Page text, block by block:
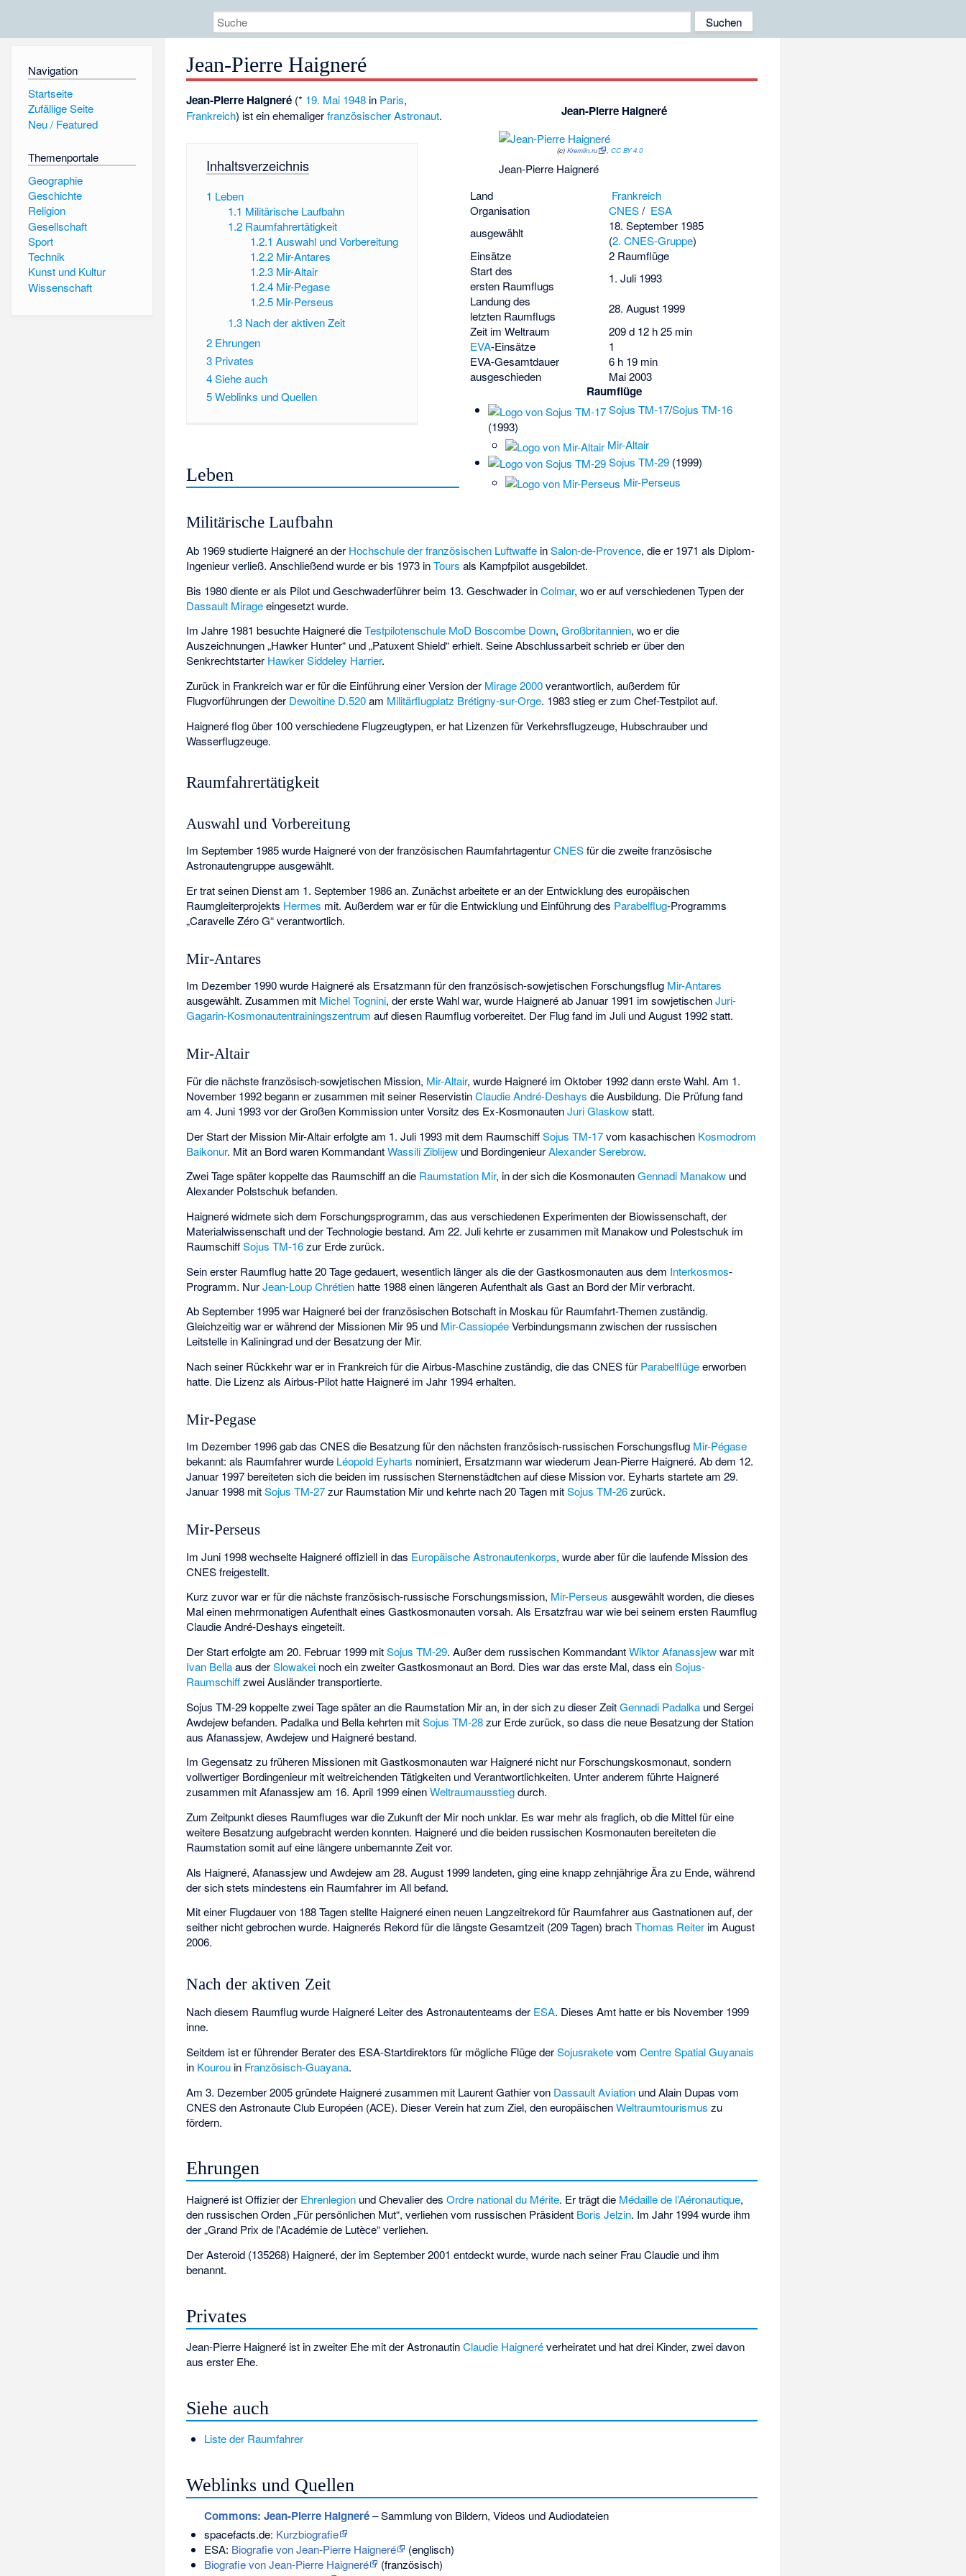
Navigation
Startseite
Zufällige Seite
Neu / Featured
Themenportale
Geographie
Geschichte
Religion
Gesellschaft
Sport
Technik
Kunst und Kultur
Wissenschaft
Jean-Pierre Haigneré
Jean-Pierre Haigneré
(c)Kremlin.ru ,CC BY 4.0
Jean-Pierre Haigneré
Land
Frankreich
Organisation
CNES/ ESA
ausgewählt
18. September 1985
(2. CNES-Gruppe)
Einsätze
2 Raumflüge
Start des
ersten Raumflugs
1. Juli 1993
Landung des
letzten Raumflugs
28. August 1999
Zeit im Weltraum
209 d 12 h 25 min
EVA-Einsätze
1
EVA-Gesamtdauer
6 h 19 min
ausgeschieden
Mai 2003
Raumflüge
Sojus TM-17/Sojus TM-16
(1993)
Mir-Altair
Sojus TM-29(1999)
Mir-Perseus
Jean-Pierre Haigneré (* 19. Mai 1948 in Paris,
Frankreich) ist ein ehemaligerfranzösischer Astronaut.
Inhaltsverzeichnis
1 Leben
1.1 Militärische Laufbahn
1.2 Raumfahrertätigkeit
1.2.1 Auswahl und Vorbereitung
1.2.2 Mir-Antares
1.2.3 Mir-Altair
1.2.4 Mir-Pegase
1.2.5 Mir-Perseus
1.3 Nach der aktiven Zeit
2 Ehrungen
3 Privates
4Siehe auch
5Weblinks und Quellen
Leben
Militärische Laufbahn
Ab 1969 studierte Haigneré an der Hochschule der französischen Luftwaffe inSalon-de-Provence, die er 1971 als Diplom-
Ingenieur verließ. Anschließend wurde er bis 1973 inTours als Kampfpilot ausgebildet.
Bis 1980 diente er als Pilot und Geschwaderführer beim 13. Geschwader inColmar, wo er auf verschiedenen Typen der
Dassault Mirageeingesetzt wurde.
Im Jahre 1981 besuchte Haigneré dieTestpilotenschule MoD Boscombe Down,Großbritannien, wo er die
Auszeichnungen „Hawker Hunter“ und „Patuxent Shield“ erhielt. Seine Abschlussarbeit schrieb er über den
Senkrechtstarter Hawker Siddeley Harrier.
Zurück in Frankreich war er für die Einführung einer Version der Mirage 2000verantwortlich, außerdem für
Flugvorführungen der Dewoitine D.520am Militärflugplatz Brétigny-sur-Orge. 1983 stieg er zum Chef-Testpilot auf.
Haigneré flog über 100 verschiedene Flugzeugtypen, er hat Lizenzen für Verkehrsflugzeuge, Hubschrauber und
Wasserflugzeuge.
Raumfahrertätigkeit
Auswahl und Vorbereitung
Im September 1985 wurde Haigneré von der französischen RaumfahrtagenturCNESfür die zweite französische
Astronautengruppe ausgewählt.
Er trat seinen Dienst am 1. September 1986 an. Zunächst arbeitete er an der Entwicklung des europäischen
Raumgleiterprojekts Hermes mit. Außerdem war er für die Entwicklung und Einführung des Parabelflug-Programms
„Caravelle Zéro G“ verantwortlich.
Mir-Antares
Im Dezember 1990 wurde Haigneré als Ersatzmann für den französisch-sowjetischen Forschungsflug Mir-Antares
ausgewählt. Zusammen mit Michel Tognini, der erste Wahl war, wurde Haigneré ab Januar 1991 im sowjetischenJuri-
Gagarin-Kosmonautentrainingszentrum auf diesen Raumflug vorbereitet. Der Flug fand im Juli und August 1992 statt.
Mir-Altair
Für die nächste französisch-sowjetischen Mission, Mir-Altair, wurde Haigneré im Oktober 1992 dann erste Wahl. Am 1.
November 1992 begann er zusammen mit seiner ReservistinClaudie André-Deshays die Ausbildung. Die Prüfung fand
am 4. Juni 1993 vor der Großen Kommission unter Vorsitz des Ex-KosmonautenJuri Glaskowstatt.
Der Start der Mission Mir-Altair erfolgte am 1. Juli 1993 mit dem RaumschiffSojus TM-17vom kasachischen Kosmodrom
Baikonur. Mit an Bord waren KommandantWassili Ziblijew und BordingenieurAlexander Serebrow.
Zwei Tage später koppelte das Raumschiff an die Raumstation Mir, in der sich die KosmonautenGennadi Manakow und
Alexander Polstschukbefanden.
Haigneré widmete sich dem Forschungsprogramm, das aus verschiedenen Experimenten der Biowissenschaft, der
Materialwissenschaft und der Technologie bestand. Am 22. Juli kehrte er zusammen mit Manakow und Polestschuk im
RaumschiffSojus TM-16zur Erde zurück.
Sein erster Raumflug hatte 20 Tage gedauert, wesentlich länger als die der Gastkosmonauten aus dem Interkosmos-
Programm. NurJean-Loup Chrétien hatte 1988 einen längeren Aufenthalt als Gast an Bord der Mir verbracht.
Ab September 1995 war Haigneré bei der französischen Botschaft in Moskau für Raumfahrt-Themen zuständig.
Gleichzeitig war er während der Missionen Mir 95 und Mir-CassiopéeVerbindungsmann zwischen der russischen
Leitstelle in Kaliningrad und der Besatzung der Mir.
Nach seiner Rückkehr war er in Frankreich für die Airbus-Maschine zuständig, die das CNES für Parabelflügeerworben
hatte. Die Lizenz als Airbus-Pilot hatte Haigneré im Jahr 1994 erhalten.
Mir-Pegase
Im Dezember 1996 gab das CNES die Besatzung für den nächsten französisch-russischen Forschungsflug Mir-Pégase
bekannt: als Raumfahrer wurde Léopold Eyharts nominiert, Ersatzmann war wiederum Jean-Pierre Haigneré. Ab dem 12.
Januar 1997 bereiteten sich die beiden im russischen Sternenstädtchen auf diese Mission vor. Eyharts startete am 29.
Januar 1998 mitSojus TM-27zur Raumstation Mir und kehrte nach 20 Tagen mitSojus TM-26zurück.
Mir-Perseus
Im Juni 1998 wechselte Haigneré offiziell in das Europäische Astronautenkorps, wurde aber für die laufende Mission des
CNES freigestellt.
Kurz zuvor war er für die nächste französisch-russische Forschungsmission, Mir-Perseus ausgewählt worden, die dieses
Mal einen mehrmonatigen Aufenthalt eines Gastkosmonauten vorsah. Als Ersatzfrau war wie bei seinem ersten Raumflug
Claudie André-Deshays eingeteilt.
Der Start erfolgte am 20. Februar 1999 mitSojus TM-29. Außer dem russischen KommandantWiktor Afanassjewwar mit
Ivan Bellaaus derSlowakei noch ein zweiter Gastkosmonaut an Bord. Dies war das erste Mal, dass einSojus-
Raumschiffzwei Ausländer transportierte.
Sojus TM-29 koppelte zwei Tage später an die Raumstation Mir an, in der sich zu dieser ZeitGennadi Padalka undSergei
Awdejewbefanden. Padalka und Bella kehrten mitSojus TM-28zur Erde zurück, so dass die neue Besatzung der Station
aus Afanassjew, Awdejew und Haigneré bestand.
Im Gegensatz zu früheren Missionen mit Gastkosmonauten war Haigneré nicht nur Forschungskosmonaut, sondern
vollwertiger Bordingenieur mit weitreichenden Tätigkeiten und Verantwortlichkeiten. Unter anderem führte Haigneré
zusammen mit Afanassjew am 16. April 1999 einenWeltraumausstiegdurch.
Zum Zeitpunkt dieses Raumfluges war die Zukunft der Mir noch unklar. Es war mehr als fraglich, ob die Mittel für eine
weitere Besatzung aufgebracht werden konnten. Haigneré und die beiden russischen Kosmonauten bereiteten die
Raumstation somit auf eine längere unbemannte Zeit vor.
Als Haigneré, Afanassjew und Awdejew am 28. August 1999 landeten, ging eine knapp zehnjährige Ära zu Ende, während
der sich stets mindestens ein Raumfahrer im All befand.
Mit einer Flugdauer von 188 Tagen stellte Haigneré einen neuen Langzeitrekord für Raumfahrer aus Gastnationen auf, der
seither nicht gebrochen wurde. Haignerés Rekord für die längste Gesamtzeit (209 Tagen) brachThomas Reiter im August
2006.
Nach der aktiven Zeit
Nach diesem Raumflug wurde Haigneré Leiter des Astronautenteams der ESA. Dieses Amt hatte er bis November 1999
inne.
Seitdem ist er führender Berater des ESA-Startdirektors für mögliche Flüge derSojusraketevomCentre Spatial Guyanais
in Kourou in Französisch-Guayana.
Am 3. Dezember 2005 gründete Haigneré zusammen mit Laurent Gathiervon Dassault Aviation undAlain Dupas vom
CNES denAstronaute Club Européen (ACE). Dieser Verein hat zum Ziel, den europäischenWeltraumtourismus zu
fördern.
Ehrungen
Haigneré ist Offizier der Ehrenlegion und Chevalier desOrdre national du Mérite. Er trägt die Médaille de l’Aéronautique,
den russischenOrden „Für persönlichen Mut“, verliehen vom russischen Präsident Boris Jelzin. Im Jahr 1994 wurde ihm
der „Grand Prix de l'Académie de Lutèce“ verliehen.
Der Asteroid (135268) Haigneré, der im September 2001 entdeckt wurde, wurde nach seiner Frau Claudie und ihm
benannt.
Privates
Jean-Pierre Haigneré ist in zweiter Ehe mit der AstronautinClaudie Haigneréverheiratet und hat drei Kinder, zwei davon
aus erster Ehe.
Siehe auch
Liste der Raumfahrer
Weblinks und Quellen
Commons: Jean-Pierre Haigneré– Sammlung von Bildern, Videos und Audiodateien
spacefacts.de: Kurzbiografie
ESA: Biografie von Jean-Pierre Haigneré
(englisch)
Biografie von Jean-Pierre Haigneré
(französisch)